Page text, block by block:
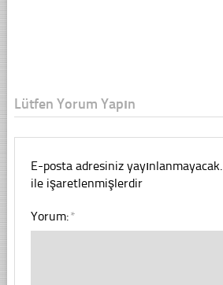
Lütfen Yorum Yapın
E-posta adresiniz yayınlanmayacak.
ile işaretlenmişlerdir
Yorum:*